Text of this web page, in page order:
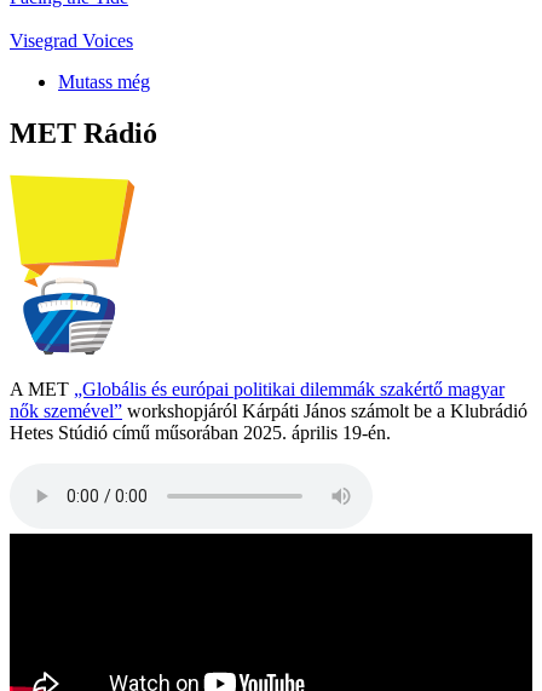
Visegrad Voices
Mutass még
MET Rádió
A MET „Globális és európai politikai dilemmák szakértő magyar
nők szemével” workshopjáról Kárpáti János számolt be a Klubrádió
Hetes Stúdió című műsorában 2025. április 19-én.